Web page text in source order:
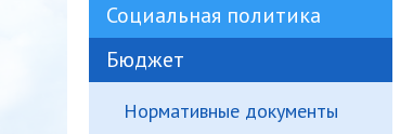
Социальная политика
Бюджет
Нормативные документы